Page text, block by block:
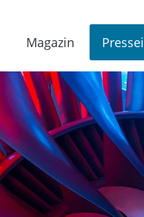
Magazin